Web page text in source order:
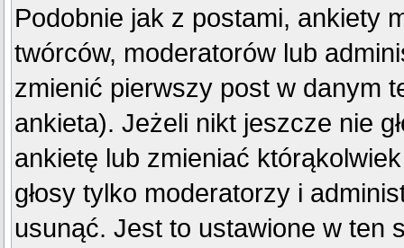
Podobnie jak z postami, ankiety
twórców, moderatorów lub
zmienić pierwszy post w danym
ankieta). Jeżeli nikt jeszcze nie
ankietę lub zmieniać
głosy tylko moderatorzy i
usunąć. Jest to ustawione w ten